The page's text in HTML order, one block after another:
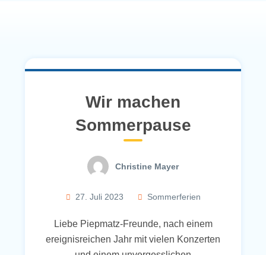
Wir machen
Sommerpause
Christine Mayer
27. Juli 2023 Sommerferien
Liebe Piepmatz-Freunde, nach einem
ereignisreichen Jahr mit vielen Konzerten